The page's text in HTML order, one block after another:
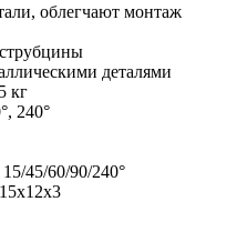
облегчают монтаж
деталями
кг
240°
45/60/90/240°